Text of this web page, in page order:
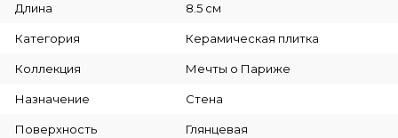
Длина 8.5 см
Категория Керамическая плитка
Коллекция Мечты о Париже
Назначение Стена
Поверхность Глянцевая